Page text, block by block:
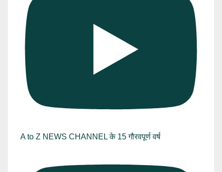
A to Z NEWS CHANNEL के 15 गौरवपूर्ण वर्ष